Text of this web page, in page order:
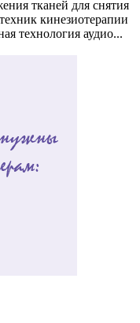
тканей для снятия
кинезиотерапии
технология аудио...